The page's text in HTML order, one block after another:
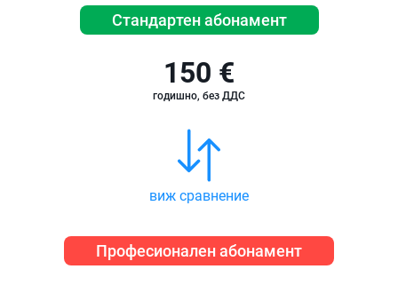
Стандартен абонамент
150 €
годишно, без ДДС
виж сравнение
Професионален абонамент